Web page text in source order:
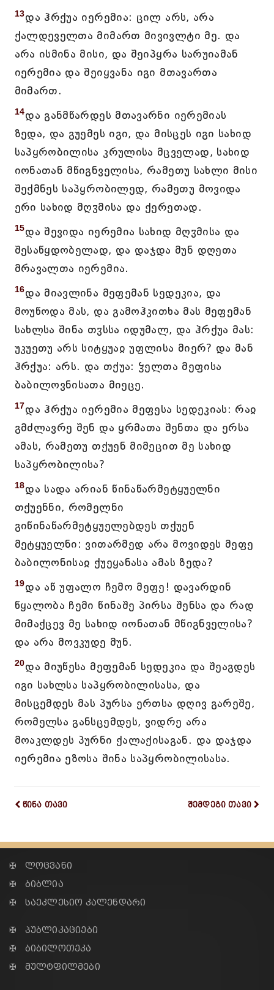
13და ჰრქუა იერემია: ცილ არს, არა
ქალდეველთა მიმართ მივივლტი მე. და
არა ისმინა მისი, და შეიპყრა სარუიამან
იერემია და შეიყვანა იგი მთავართა
მიმართ.
14და განმწარდეს მთავარნი იერემიას
ზედა, და გუემეს იგი, და მისცეს იგი სახიდ
საპყრობილისა კრულისა მცველად, სახიდ
იონათან მწიგნველისა, რამეთუ სახლი მისი
შექმნეს საპყრობილედ, რამეთუ მოვიდა
ერი სახიდ მღჳმისა და ქერეთად.
15და შევიდა იერემია სახიდ მღჳმისა და
შესაწყდობელად, და დაჯდა მუნ დღეთა
მრავალთა იერემია.
16და მიავლინა მეფემან სედეკია, და
მოუწოდა მას, და გამოჰკითხა მას მეფემან
სახლსა შინა თჳსსა იდუმალ, და ჰრქუა მას:
უკუეთუ არს სიტყუაჲ უფლისა მიერ? და მან
ჰრქუა: არს. და თქუა: ჴელთა მეფისა
ბაბილოვნისათა მიეცე.
17და ჰრქუა იერემია მეფესა სედეკიას: რაჲ
გმძლავრე შენ და ყრმათა შენთა და ერსა
ამას, რამეთუ თქუენ მიმეცით მე სახიდ
საპყრობილისა?
18და სადა არიან წინაწარმეტყუელნი
თქუენნი, რომელნი
გიწინაწარმეტყუელებდეს თქუენ
მეტყუელნი: ვითარმედ არა მოვიდეს მეფე
ბაბილონისაჲ ქუეყანასა ამას ზედა?
19და აწ უფალო ჩემო მეფე! დავარდინ
წყალობა ჩემი წინაშე პირსა შენსა და რად
მიმაქცევ მე სახიდ იონათან მწიგნველისა?
და არა მოვკუდე მუნ.
20და მიუწესა მეფემან სედეკია და შეაგდეს
იგი სახლსა საპყრობილისასა, და
მისცემდეს მას პურსა ერთსა დღივ გარეშე,
რომელსა განსცემდეს, ვიდრე არა
მოაკლდეს პურნი ქალაქისაგან. და დაჯდა
იერემია ეზოსა შინა საპყრობილისასა.
წინა თავი შემდეგი თავი
✠ ლოცვანი
✠ ბიბლია
✠ საეკლესიო კალენდარი
✠ პუბლიკაციები
✠ ბიბილოთეკა
✠ მულტფილმები